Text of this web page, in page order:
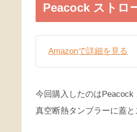
Peacock ストロ
Amazonで詳細を見る
今回購入したのはPeacock
真空断熱タンブラーに蓋と